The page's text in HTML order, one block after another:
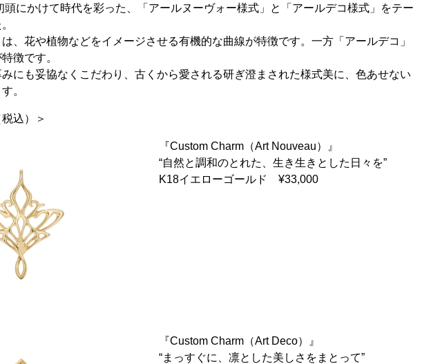
頭にかけて時代を彩った、「アールヌーヴォー様式」と「アールデコ様式」をテー
は、花や植物などをイメージさせる有機的な曲線が特徴です。一方「アールデコ」
徴です。
にも妥協なくこだわり、古くから愛される研ぎ澄まされた様式美に、色あせない
。
込）＞
『Custom Charm（Art Nouveau）』
“自然と調和のとれた、生き生きとした日々を”
K18イエローゴールド ¥33,000
『Custom Charm（Art Deco）』
“まっすぐに、凛とした美しさをまとって”